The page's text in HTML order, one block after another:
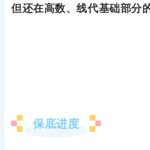
但还在高数、线代基础部分
保底进度